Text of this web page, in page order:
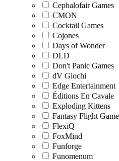
Cephalofair Games
CMON
Cocktail Games
Cojones
Days of Wonder
DLD
Don't Panic Games
dV Giochi
Edge Entertainment
Éditions En Cavale
Exploding Kittens
Fantasy Flight
FlexiQ
FoxMind
Funforge
Funomenum